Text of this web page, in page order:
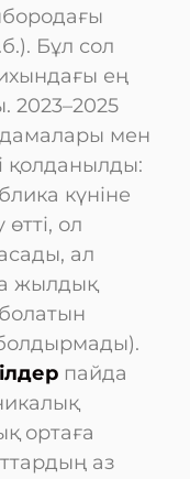
Бұл сол
ең
мен
қолданылды:
күніне
ол
ал
жылдық
пайда
ортаға
аз